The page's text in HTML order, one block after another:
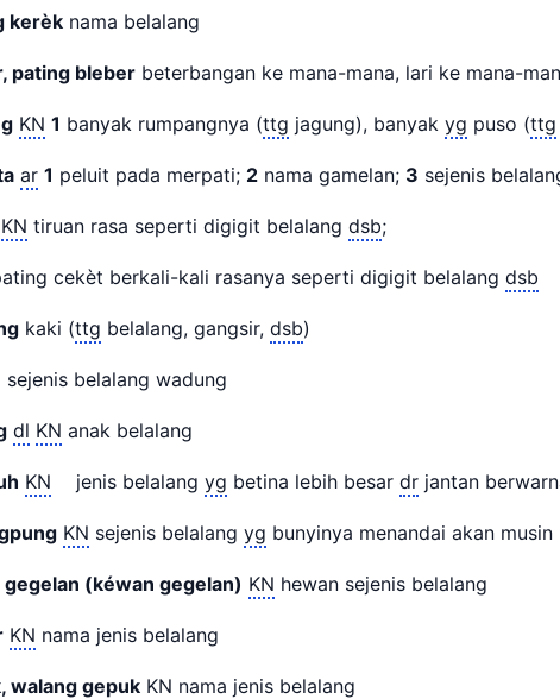
kerèk nama belalang
pating bleber beterbangan ke mana-mana, lari ke mana-
KN 1 banyak rumpangnya (ttg jagung), banyak yg puso (ttg
ar 1 peluit pada merpati; 2 nama gamelan; 3 sejenis
KN tiruan rasa seperti digigit belalang dsb;
cekèt berkali-kali rasanya seperti digigit belalang dsb
kaki (ttg belalang, gangsir, dsb)
sejenis belalang wadung
dl KN anak belalang
KN jenis belalang yg betina lebih besar dr jantan
KN sejenis belalang yg bunyinya menandai akan musin
gegelan (kéwan gegelan) KN hewan sejenis belalang
KN nama jenis belalang
walang gepuk KN nama jenis belalang